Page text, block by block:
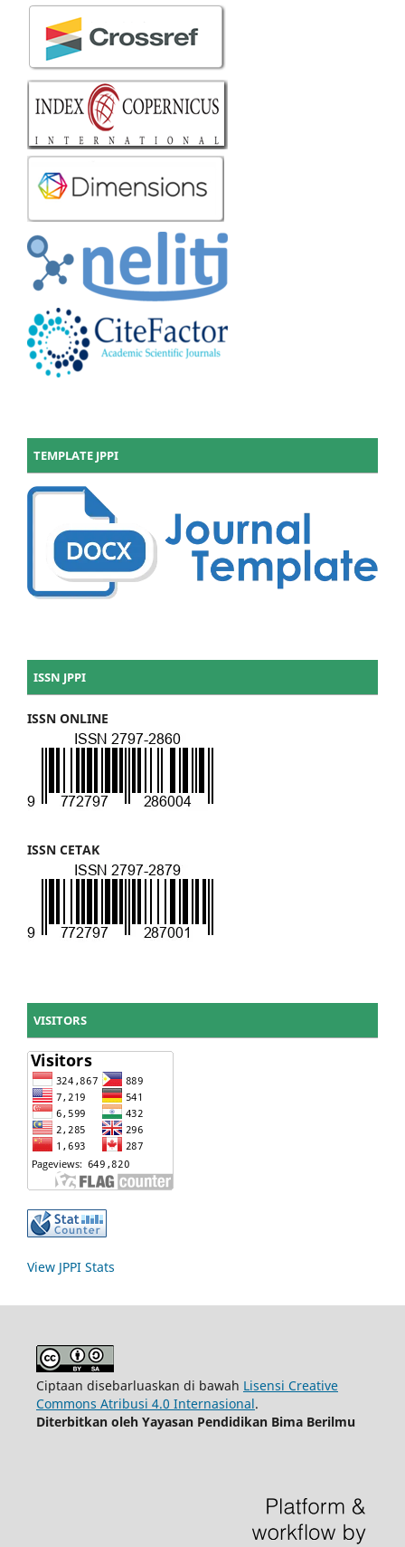
TEMPLATE JPPI
ISSN JPPI
ISSN ONLINE
ISSN CETAK
VISITORS
View JPPI Stats
Ciptaan disebarluaskan di bawah Lisensi Creative
Commons Atribusi 4.0 Internasional.
Diterbitkan oleh Yayasan Pendidikan Bima Berilmu